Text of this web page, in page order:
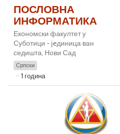
ПОСЛОВНА
ИНФОРМАТИКА
Економски факултет у
Суботици - jeдиница ван
седишта, Нови Сад
Српски
1 година